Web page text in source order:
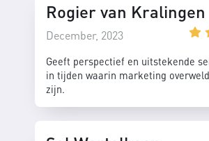
Rogier van Kralingen
December, 2023
Geeft perspectief en uitstekende
in tijden waarin marketing
zijn.